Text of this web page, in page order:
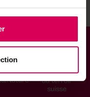
par
locaux
du terroir
suisse